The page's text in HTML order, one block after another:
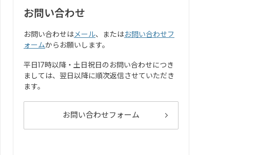
お問い合わせ
お問い合わせはメール、またはお問い合わせフ
ォームからお願いします。
平日17時以降・土日祝日のお問い合わせにつき
ましては、翌日以降に順次返信させていただき
ます。
お問い合わせフォーム